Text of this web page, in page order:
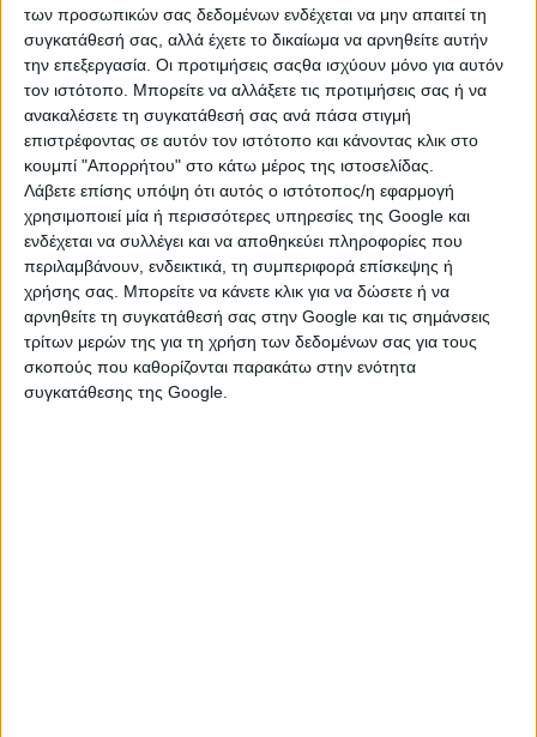
των προσωπικών σας δεδομένων ενδέχεται να μην απαιτεί τη
συγκατάθεσή σας, αλλά έχετε το δικαίωμα να αρνηθείτε αυτήν
την επεξεργασία. Οι προτιμήσεις σαςθα ισχύουν μόνο για αυτόν
τον ιστότοπο. Μπορείτε να αλλάξετε τις προτιμήσεις σας ή να
ανακαλέσετε τη συγκατάθεσή σας ανά πάσα στιγμή
επιστρέφοντας σε αυτόν τον ιστότοπο και κάνοντας κλικ στο
κουμπί "Απορρήτου" στο κάτω μέρος της ιστοσελίδας.
Λάβετε επίσης υπόψη ότι αυτός ο ιστότοπος/η εφαρμογή
χρησιμοποιεί μία ή περισσότερες υπηρεσίες της Google και
ενδέχεται να συλλέγει και να αποθηκεύει πληροφορίες που
περιλαμβάνουν, ενδεικτικά, τη συμπεριφορά επίσκεψης ή
χρήσης σας. Μπορείτε να κάνετε κλικ για να δώσετε ή να
αρνηθείτε τη συγκατάθεσή σας στην Google και τις σημάνσεις
τρίτων μερών της για τη χρήση των δεδομένων σας για τους
σκοπούς που καθορίζονται παρακάτω στην ενότητα
συγκατάθεσης της Google.
ΚΑΤΗΓΟΡΙΕΣ
ΕΙΔΗ ΟΙΚΟΣΚΕΥΗΣ
Χαλιά